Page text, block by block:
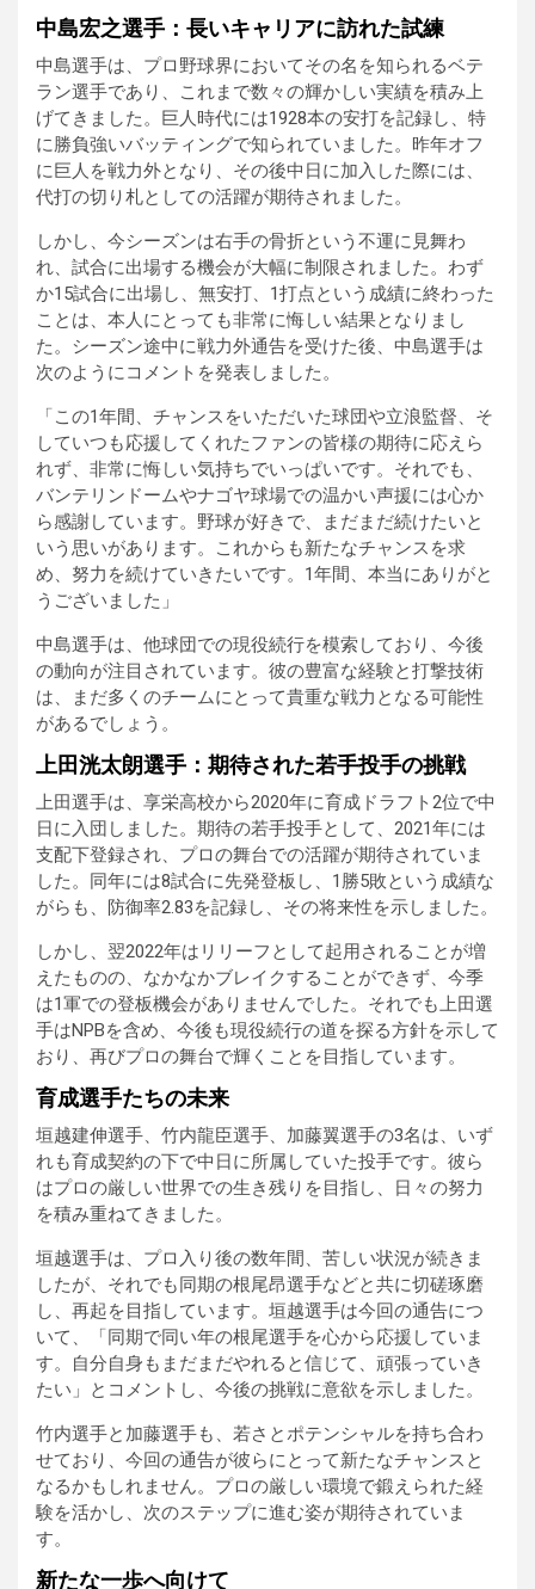
中島宏之選手：長いキャリアに訪れた試練
中島選手は、プロ野球界においてその名を知られるベテ
ラン選手であり、これまで数々の輝かしい実績を積み上
げてきました。巨人時代には1928本の安打を記録し、特
に勝負強いバッティングで知られていました。昨年オフ
に巨人を戦力外となり、その後中日に加入した際には、
代打の切り札としての活躍が期待されました。
しかし、今シーズンは右手の骨折という不運に見舞わ
れ、試合に出場する機会が大幅に制限されました。わず
か15試合に出場し、無安打、1打点という成績に終わった
ことは、本人にとっても非常に悔しい結果となりまし
た。シーズン途中に戦力外通告を受けた後、中島選手は
次のようにコメントを発表しました。
「この1年間、チャンスをいただいた球団や立浪監督、そ
していつも応援してくれたファンの皆様の期待に応えら
れず、非常に悔しい気持ちでいっぱいです。それでも、
バンテリンドームやナゴヤ球場での温かい声援には心か
ら感謝しています。野球が好きで、まだまだ続けたいと
いう思いがあります。これからも新たなチャンスを求
め、努力を続けていきたいです。1年間、本当にありがと
うございました」
中島選手は、他球団での現役続行を模索しており、今後
の動向が注目されています。彼の豊富な経験と打撃技術
は、まだ多くのチームにとって貴重な戦力となる可能性
があるでしょう。
上田洸太朗選手：期待された若手投手の挑戦
上田選手は、享栄高校から2020年に育成ドラフト2位で中
日に入団しました。期待の若手投手として、2021年には
支配下登録され、プロの舞台での活躍が期待されていま
した。同年には8試合に先発登板し、1勝5敗という成績な
がらも、防御率2.83を記録し、その将来性を示しました。
しかし、翌2022年はリリーフとして起用されることが増
えたものの、なかなかブレイクすることができず、今季
は1軍での登板機会がありませんでした。それでも上田選
手はNPBを含め、今後も現役続行の道を探る方針を示して
おり、再びプロの舞台で輝くことを目指しています。
育成選手たちの未来
垣越建伸選手、竹内龍臣選手、加藤翼選手の3名は、いず
れも育成契約の下で中日に所属していた投手です。彼ら
はプロの厳しい世界での生き残りを目指し、日々の努力
を積み重ねてきました。
垣越選手は、プロ入り後の数年間、苦しい状況が続きま
したが、それでも同期の根尾昂選手などと共に切磋琢磨
し、再起を目指しています。垣越選手は今回の通告につ
いて、「同期で同い年の根尾選手を心から応援していま
す。自分自身もまだまだやれると信じて、頑張っていき
たい」とコメントし、今後の挑戦に意欲を示しました。
竹内選手と加藤選手も、若さとポテンシャルを持ち合わ
せており、今回の通告が彼らにとって新たなチャンスと
なるかもしれません。プロの厳しい環境で鍛えられた経
験を活かし、次のステップに進む姿が期待されていま
す。
新たな一歩へ向けて